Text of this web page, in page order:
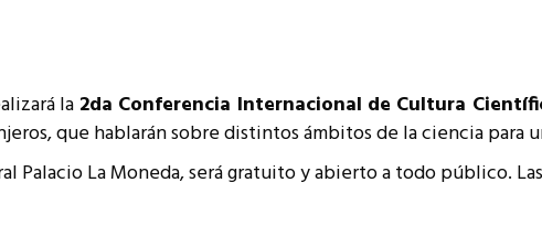
Técnicos
la 2da Conferencia Internacional de Cultura
que hablarán sobre distintos ámbitos de la ciencia para
Palacio La Moneda, será gratuito y abierto a todo público.